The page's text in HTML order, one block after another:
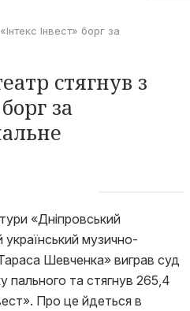
Інвест» борг за
стягнув з
за
«Дніпровський
український музично-
Шевченка» виграв суд
пального та стягнув 265,4
Про це йдеться в